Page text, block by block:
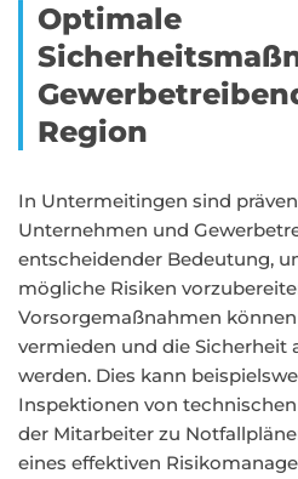
Optimale
Region
In Untermeitingen sind
Unternehmen und
entscheidender Bedeutung,
mögliche Risiken
Vorsorgemaßnahmen
vermieden und die Sicherheit
werden. Dies kann
Inspektionen von
der Mitarbeiter zu
eines effektiven